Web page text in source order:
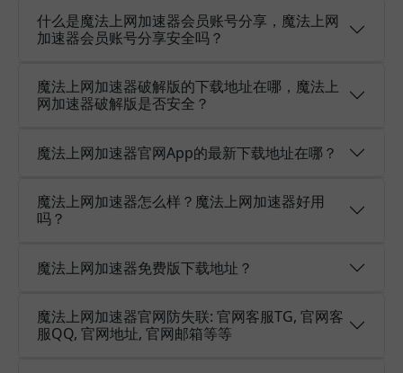
什么是魔法上网加速器会员账号分享，魔法上网
加速器会员账号分享安全吗？
魔法上网加速器破解版的下载地址在哪，魔法上
网加速器破解版是否安全？
魔法上网加速器官网App的最新下载地址在哪？
魔法上网加速器怎么样？魔法上网加速器好用
吗？
魔法上网加速器免费版下载地址？
魔法上网加速器官网防失联: 官网客服TG, 官网客
服QQ, 官网地址, 官网邮箱等等